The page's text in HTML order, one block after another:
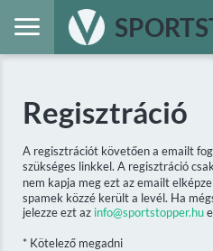
Regisztráció
A regisztrációt követően a emailt
szükséges linkkel. A regisztráció
nem kapja meg ezt az emailt
spamek közzé került a levél. Ha
jelezze ezt az info@sportstopper.hu
* Kötelező megadni